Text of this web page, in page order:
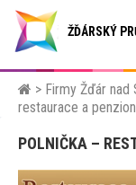
ŽĎÁRSKÝ
> Firmy Žďár nad
restaurace a penzion
POLNIČKA –